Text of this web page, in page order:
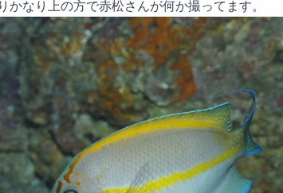
かなり上の方で赤松さんが何か撮ってます。